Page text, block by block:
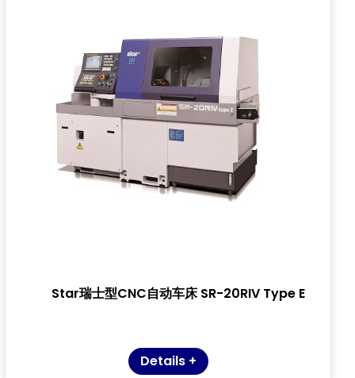
Star瑞士型CNC自动车床 SR-20RIV Type E
Details +